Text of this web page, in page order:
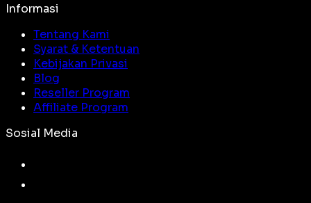
Informasi
Tentang Kami
Syarat & Ketentuan
Kebijakan Privasi
Blog
Reseller Program
Affiliate Program
Sosial Media